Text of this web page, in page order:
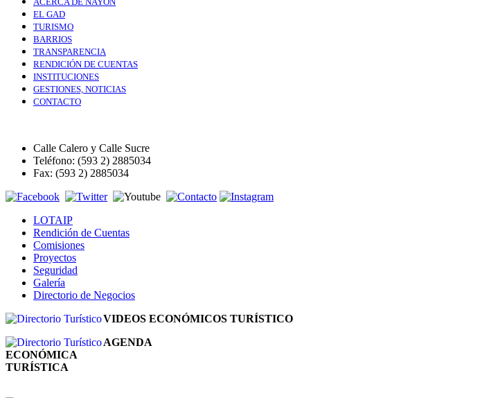
EL GAD
TURISMO
BARRIOS
TRANSPARENCIA
RENDICIÓN DE CUENTAS
INSTITUCIONES
GESTIONES, NOTICIAS
CONTACTO
Calle Calero y Calle Sucre
Teléfono: (593 2) 2885034
Fax: (593 2) 2885034
LOTAIP
Rendición de Cuentas
Comisiones
Proyectos
Seguridad
Galería
Directorio de Negocios
VIDEOS ECONÓMICOS TURÍSTICO
AGENDA
ECONÓMICA
TURÍSTICA